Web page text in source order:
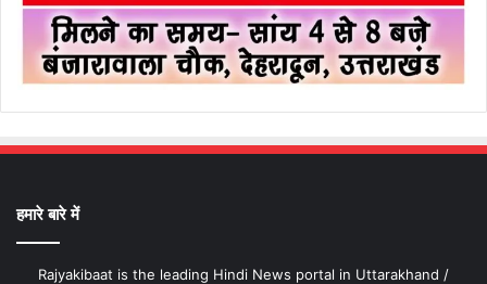
हमारे बारे में
Rajyakibaat is the leading Hindi News portal in Uttarakhand /